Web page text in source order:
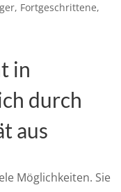
Fortgeschrittene,
in
durch
aus
Möglichkeiten. Sie